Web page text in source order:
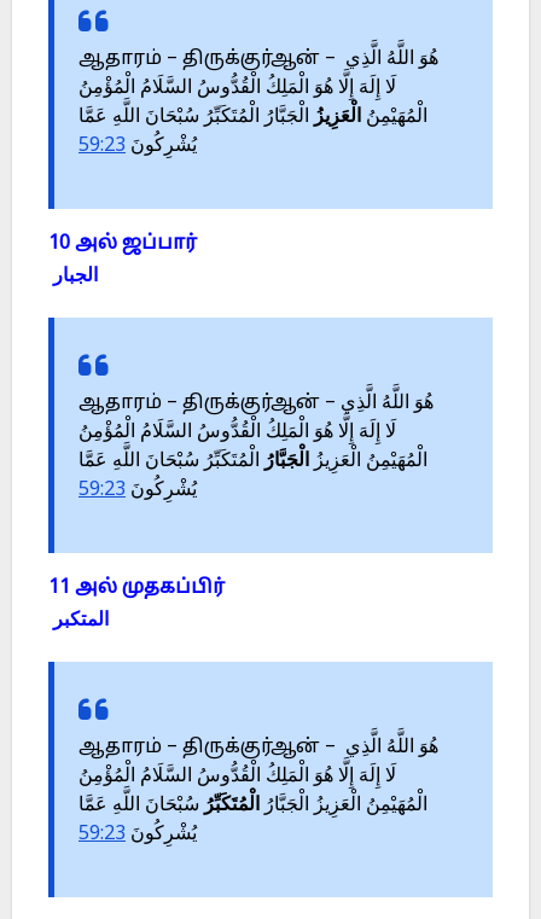
ஆதாரம் – திருக்குர்ஆன் – هُوَ اللَّهُ الَّذِي
لَا إِلَهَ إِلَّا هُوَ الْمَلِكُ الْقُدُّوسُ السَّلَامُ الْمُؤْمِنُ
الْمُهَيْمِنُ الْعَزِيزُالْجَبَّارُ الْمُتَكَبِّرُ سُبْحَانَ اللَّهِ عَمَّا
يُشْرِكُونَ 59:23
10 அல் ஜப்பார்
ஆதாரம் – திருக்குர்ஆன் – هُوَ اللَّهُ الَّذِي
لَا إِلَهَ إِلَّا هُوَ الْمَلِكُ الْقُدُّوسُ السَّلَامُ الْمُؤْمِنُ
الْمُهَيْمِنُ الْعَزِيزُ الْجَبَّارُالْمُتَكَبِّرُ سُبْحَانَ اللَّهِ عَمَّا
يُشْرِكُونَ 59:23
11 அல் முதகப்பிர்
ஆதாரம் – திருக்குர்ஆன் – هُوَ اللَّهُ الَّذِي
لَا إِلَهَ إِلَّا هُوَ الْمَلِكُ الْقُدُّوسُ السَّلَامُ الْمُؤْمِنُ
الْمُهَيْمِنُ الْعَزِيزُ الْجَبَّارُ الْمُتَكَبِّرُ سُبْحَانَ اللَّهِ عَمَّا
يُشْرِكُونَ 59:23